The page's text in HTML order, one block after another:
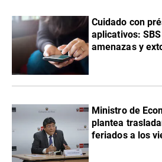
Cuidado con
aplicativos:
amenazas y
Ministro de
plantea
feriados a los